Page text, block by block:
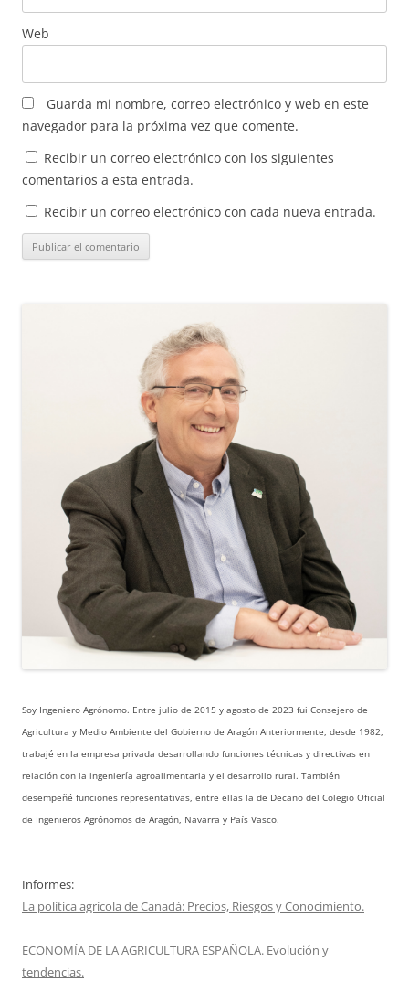
Web
Guarda mi nombre, correo electrónico y web en este
navegador para la próxima vez que comente.
Recibir un correo electrónico con los siguientes
comentarios a esta entrada.
Recibir un correo electrónico con cada nueva entrada.
Soy Ingeniero Agrónomo. Entre julio de 2015 y agosto de 2023 fui Consejero de
Agricultura y Medio Ambiente del Gobierno de Aragón Anteriormente, desde 1982,
trabajé en la empresa privada desarrollando funciones técnicas y directivas en
relación con la ingeniería agroalimentaria y el desarrollo rural. También
desempeñé funciones representativas, entre ellas la de Decano del Colegio Oficial
de Ingenieros Agrónomos de Aragón, Navarra y País Vasco.
Informes:
La política agrícola de Canadá: Precios, Riesgos y Conocimiento.
ECONOMÍA DE LA AGRICULTURA ESPAÑOLA. Evolución y
tendencias.